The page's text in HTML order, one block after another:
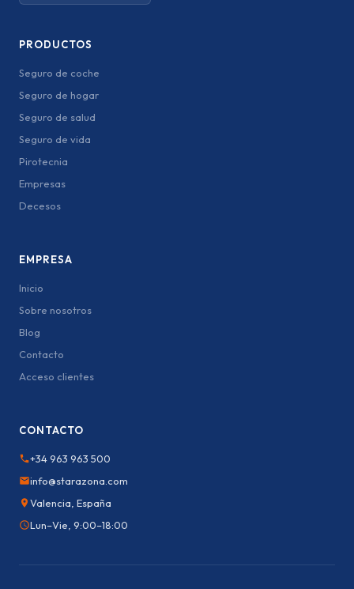
PRODUCTOS
Seguro de coche
Seguro de hogar
Seguro de salud
Seguro de vida
Pirotecnia
Empresas
Decesos
EMPRESA
Inicio
Sobre nosotros
Blog
Contacto
Acceso clientes
CONTACTO
+34 963 963 500
info@starazona.com
Valencia, España
Lun–Vie, 9:00–18:00